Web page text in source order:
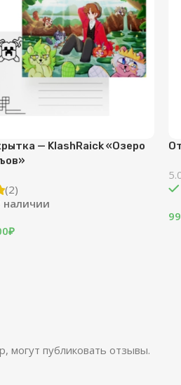
SecB
могут публиковать отзывы.